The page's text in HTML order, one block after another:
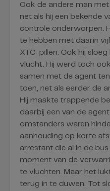
Ook de andere man
net als hij een bekende
controle onderworpen.
te hebben met daarin
XTC-pillen. Ook hij
vlucht. Hij werd toch
samen met de agent
toen, net als eerder de
Hij maakte trappende
daarbij een van de
omstanders waren
aanhouding op korte
arrestant die al in de
moment van de
te vluchten. Maar het
terug in te duwen. Tot